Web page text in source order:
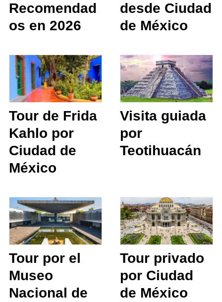
Recomendad
os en 2026
desde Ciudad
de México
Tour de Frida
Kahlo por
Ciudad de
México
Visita guiada
por
Teotihuacán
Tour por el
Museo
Nacional de
Tour privado
por Ciudad
de México